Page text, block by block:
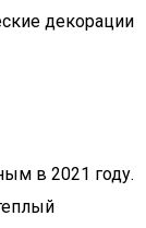
декорации
в 2021 году.